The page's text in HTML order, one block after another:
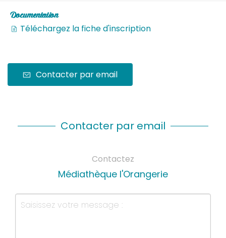
Documentation
Téléchargez la fiche d'inscription
Contacter par email
Contacter par email
Contactez
Médiathèque l'Orangerie